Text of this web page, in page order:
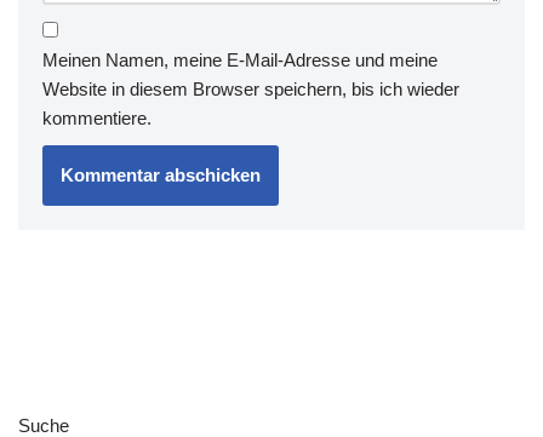
Meinen Namen, meine E-Mail-Adresse und meine
Website in diesem Browser speichern, bis ich wieder
kommentiere.
Suche